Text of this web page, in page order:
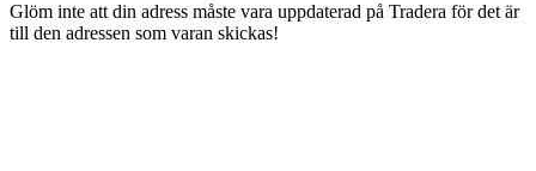
Glöm inte att din adress måste vara uppdaterad på Tradera för det är
till den adressen som varan skickas!